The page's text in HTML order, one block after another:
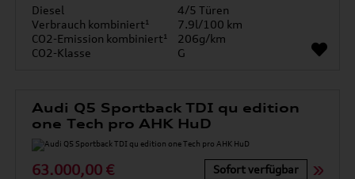
Diesel
4/5 Türen
Verbrauch kombiniert¹
7.9l/100 km
CO2-Emission kombiniert¹
206g/km
CO2-Klasse
G
Audi Q5 Sportback TDI qu edition
one Tech pro AHK HuD
63.000,00 € Sofort verfügbar